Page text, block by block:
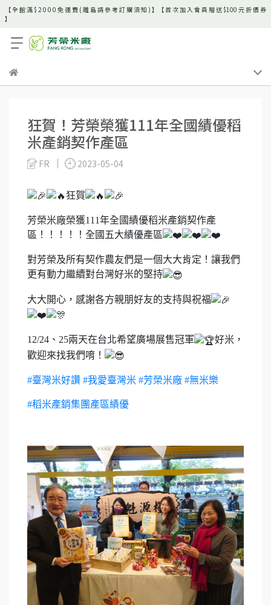
【 全 館 滿 $ 2 0 0 0 免 運 費 ( 離 島 請 參 考 訂 購 須 知 ) 】【 首 次 加 入 會 員 贈 送 $100 元 折 價 券
】
狂賀！芳榮榮獲111年全國績優稻
米產銷契作產區
FR 2023-05-04
狂賀
芳榮米廠榮獲111年全國績優稻米產銷契作產
區！！！！！全國五大績優產區
對芳榮及所有契作農友們是一個大大肯定！讓我們
更有動力繼續對台灣好米的堅持
大大開心，感謝各方親朋好友的支持與祝福
12/24、25兩天在台北希望廣場展售冠軍
好米，
歡迎來找我們唷！
#臺灣米好讚 #我愛臺灣米 #芳榮米廠 #無米樂
#稻米產銷集團產區績優